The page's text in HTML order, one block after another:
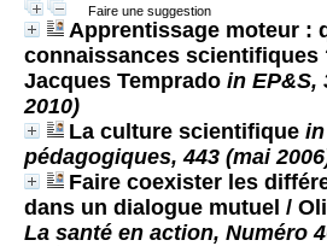
Faire une suggestion
Apprentissage moteur :
connaissances scientifiques
Jacques Temprado in EP&S,
2010)
La culture scientifique
pédagogiques, 443 (mai
Faire coexister les
dans un dialogue mutuel /
La santé en action, Numéro